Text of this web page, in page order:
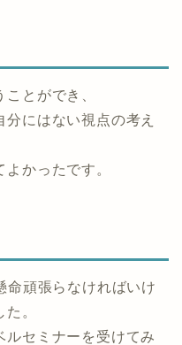
とができ、
にはない視点の考え
かったです。
命頑張らなければいけ
。
ルセミナーを受けてみ